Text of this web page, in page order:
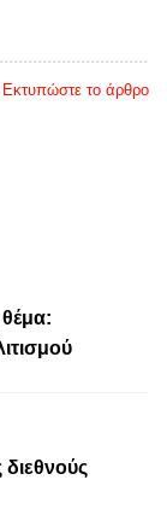
Εκτυπώστε το άρθρο